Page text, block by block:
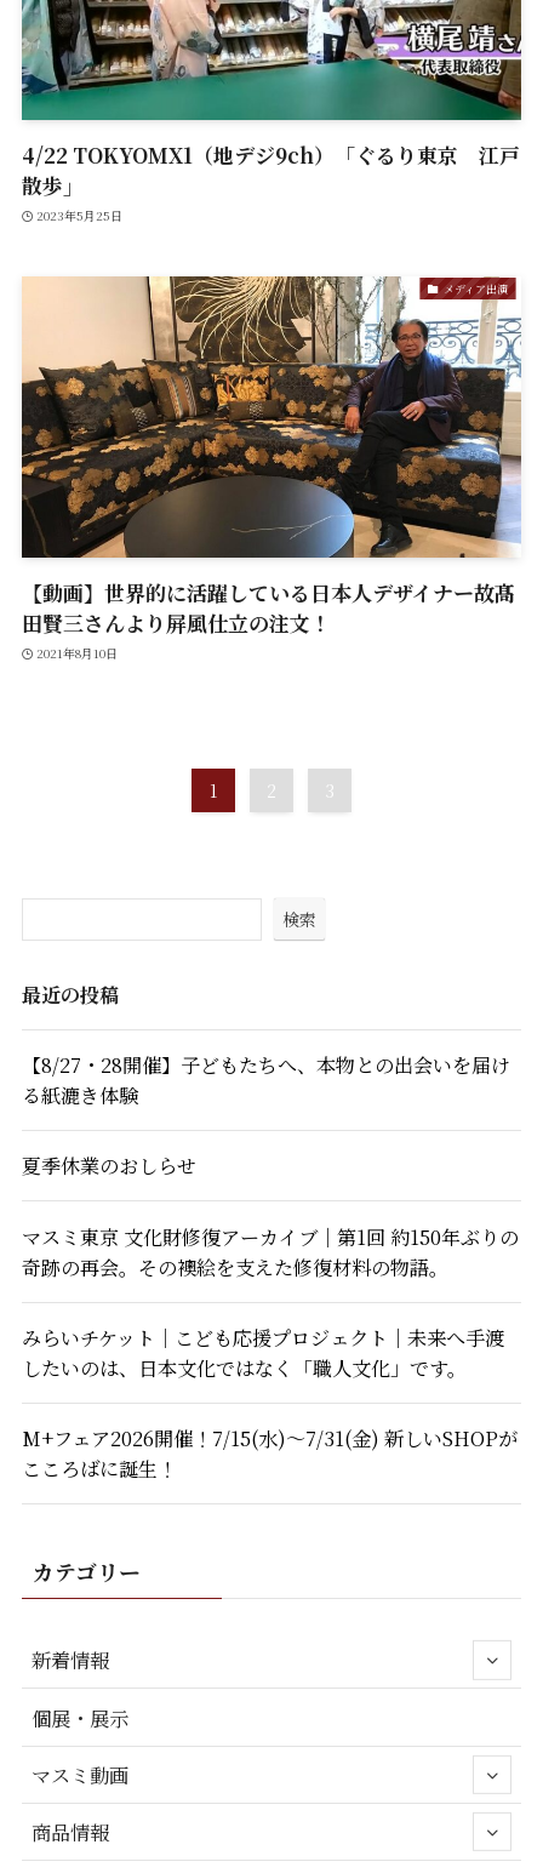
4/22 TOKYOMX1（地デジ9ch）「ぐるり東京 江戸
散歩」
2023年5月25日
メディア出演
【動画】世界的に活躍している日本人デザイナー故髙
田賢三さんより屏風仕立の注文！
2021年8月10日
1 2 3
検索
最近の投稿
【8/27・28開催】子どもたちへ、本物との出会いを届け
る紙漉き体験
夏季休業のおしらせ
マスミ東京 文化財修復アーカイブ｜第1回 約150年ぶりの
奇跡の再会。その襖絵を支えた修復材料の物語。
みらいチケット｜こども応援プロジェクト｜未来へ手渡
したいのは、日本文化ではなく「職人文化」です。
M+フェア2026開催！7/15(水)～7/31(金) 新しいSHOPが
こころばに誕生！
カテゴリー
新着情報
個展・展示
マスミ動画
商品情報